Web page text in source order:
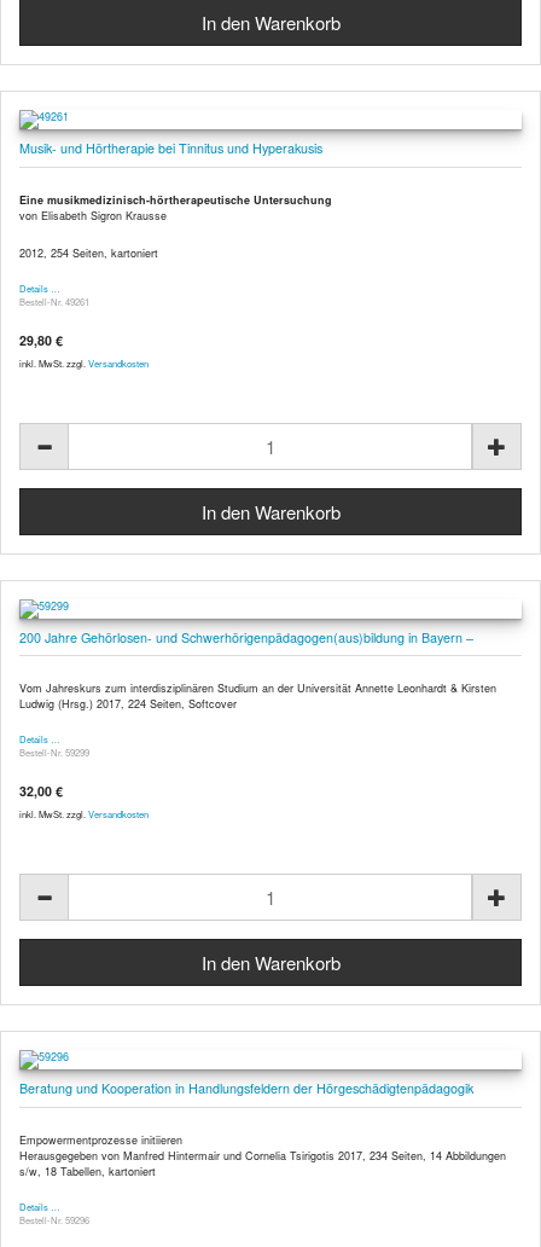
Musik- und Hörtherapie bei Tinnitus und Hyperakusis
Eine musikmedizinisch-hörtherapeutische Untersuchung
von Elisabeth Sigron Krausse
2012, 254 Seiten, kartoniert
Details …
Bestell-Nr. 49261
29,80 €
inkl. MwSt. zzgl. Versandkosten
200 Jahre Gehörlosen- und Schwerhörigenpädagogen(aus)bildung in Bayern –
Vom Jahreskurs zum interdisziplinären Studium an der Universität Annette Leonhardt & Kirsten
Ludwig (Hrsg.) 2017, 224 Seiten, Softcover
Details …
Bestell-Nr. 59299
32,00 €
inkl. MwSt. zzgl. Versandkosten
Beratung und Kooperation in Handlungsfeldern der Hörgeschädigtenpädagogik
Empowermentprozesse initiieren
Herausgegeben von Manfred Hintermair und Cornelia Tsirigotis 2017, 234 Seiten, 14 Abbildungen
s/w, 18 Tabellen, kartoniert
Details …
Bestell-Nr. 59296